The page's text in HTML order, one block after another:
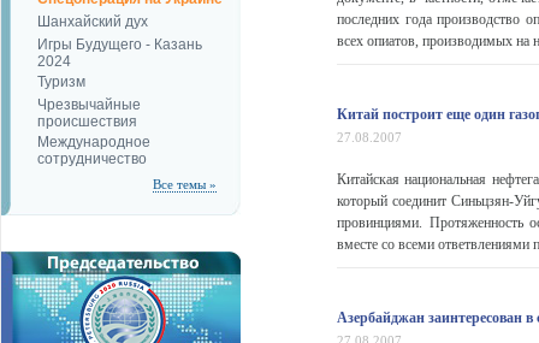
Шанхайский дух
Игры Будущего - Казань
2024
Туризм
Чрезвычайные
происшествия
Международное
сотрудничество
Все темы »
последних года производство
всех опиатов, производимых на
Китай построит еще один
27.08.2007
Китайская национальная
который соединит Синьцзян-
провинциями. Протяженность
вместе со всеми ответвлениями
Азербайджан заинтересован в